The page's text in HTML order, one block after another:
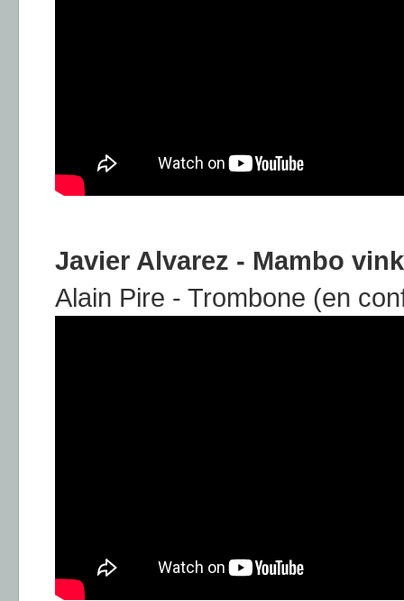
Javier Alvarez - Mambo
Alain Pire - Trombone (en